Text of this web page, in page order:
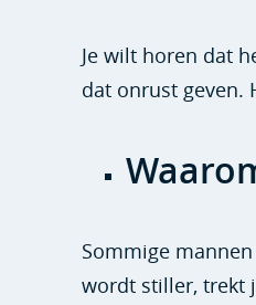
Je wilt horen dat
dat onrust geven.
Sommige
wordt stiller, trekt